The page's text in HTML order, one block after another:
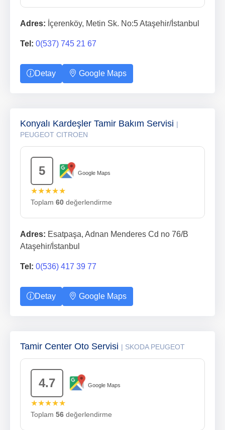
Adres: İçerenköy, Metin Sk. No:5 Ataşehir/İstanbul
Tel: 0(537) 745 21 67
Detay Google Maps
Konyalı Kardeşler Tamir Bakım Servisi |
PEUGEOT CITROEN
5 Google Maps
★★★★★
Toplam 60 değerlendirme
Adres: Esatpaşa, Adnan Menderes Cd no 76/B
Ataşehir/İstanbul
Tel: 0(536) 417 39 77
Detay Google Maps
Tamir Center Oto Servisi | SKODA PEUGEOT
4.7 Google Maps
★★★★★
Toplam 56 değerlendirme